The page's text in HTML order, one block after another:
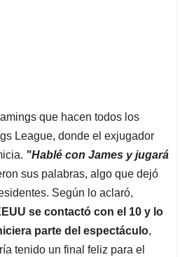
que hacen todos los
League, donde el exjugador
"Hablé con James y jugará
sus palabras, algo que dejó
Según lo aclaró,
se contactó con el 10 y lo
parte del espectáculo,
tenido un final feliz para el